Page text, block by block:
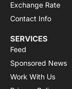
Exchange Rate
Contact Info
SERVICES
Feed
Sponsored News
Work With Us